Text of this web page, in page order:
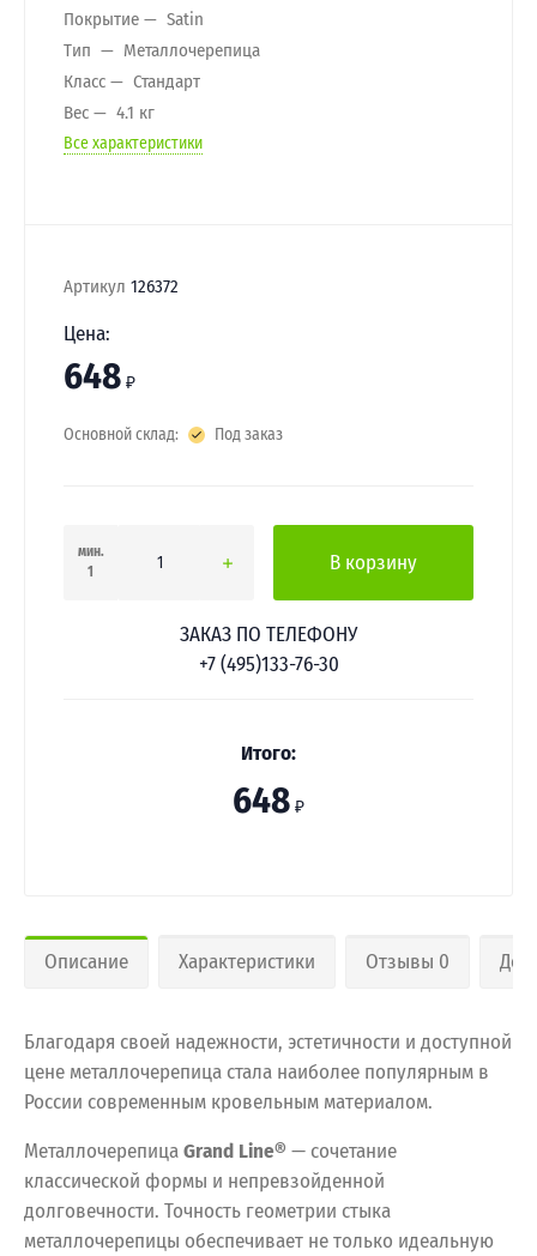
Покрытие
Satin
Тип
Металлочерепица
Класс
Стандарт
Вес
4.1 кг
Все характеристики
Артикул 126372
Цена:
648 ₽
Основной склад: Под заказ
мин.
1
В корзину
ЗАКАЗ ПО ТЕЛЕФОНУ
+7 (495)133-76-30
Итого:
648 ₽
Описание Характеристики Отзывы 0
Благодаря своей надежности, эстетичности и доступной
цене металлочерепица стала наиболее популярным в
России современным кровельным материалом.
МеталлочерепицаGrand Line® — сочетание
классической формы и непревзойденной
долговечности. Точность геометрии стыка
металлочерепицы обеспечивает не только идеальную